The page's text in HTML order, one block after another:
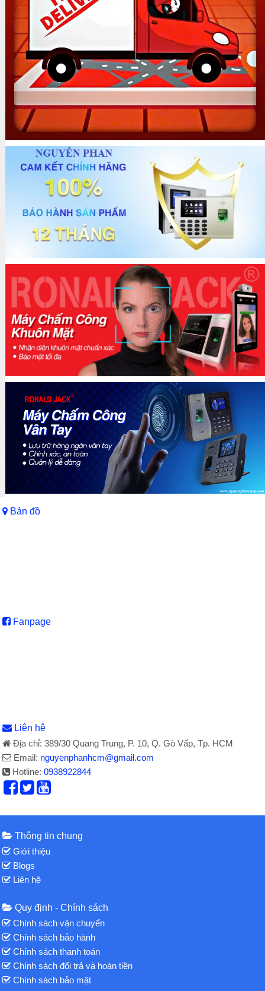
Bản đồ
Fanpage
Liên hệ
Địa chỉ: 389/30 Quang Trung, P. 10, Q. Gò Vấp, Tp. HCM
Email: nguyenphanhcm@gmail.com
Hotline:0938922844
Thông tin chung
Giới thiệu
Blogs
Liên hệ
Quy định - Chính sách
Chính sách vận chuyển
Chính sách bảo hành
Chính sách thanh toán
Chính sách đổi trả và hoàn tiền
Chính sách bảo mật